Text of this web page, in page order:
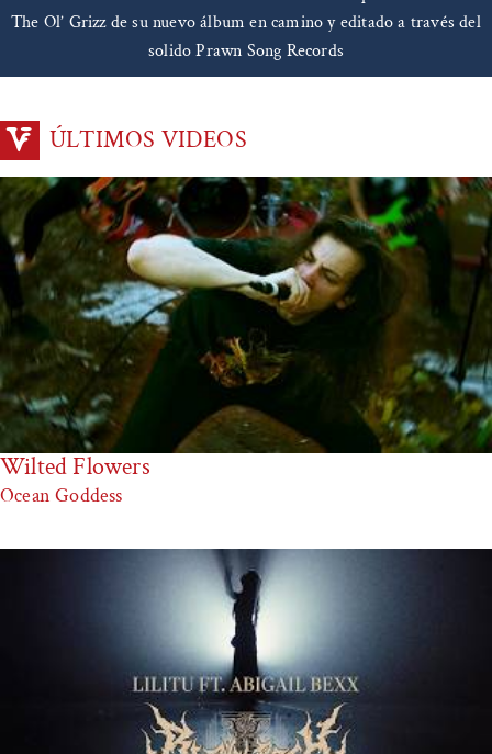
The Ol’ Grizz de su nuevo álbum en camino y editado a través del
solido Prawn Song Records
ÚLTIMOS VIDEOS
Wilted Flowers
Ocean Goddess